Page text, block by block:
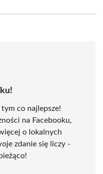
co najlepsze!
na Facebooku,
o lokalnych
zdanie się liczy -